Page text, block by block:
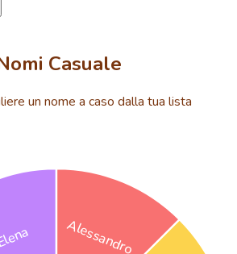
Casuale
un nome a caso dalla tua lista
Alessandro